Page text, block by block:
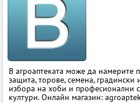
В агроаптеката може да намерите
защита, торове, семена,
избора на хоби и професионални
култури. Онлайн магазин: